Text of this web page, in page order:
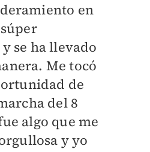
en
se ha llevado
Me tocó
de
del 8
algo que me
y yo